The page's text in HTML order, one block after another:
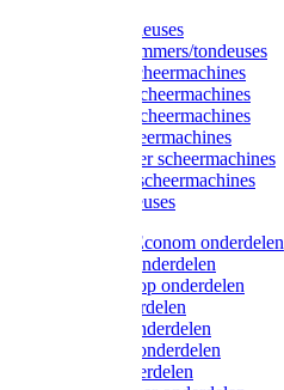
Moser tondeuses
Overige trimmers/tondeuses
Heiniger scheermachines
Hauptner scheermachines
Aesculap scheermachines
Liscop scheermachines
FarmClipper scheermachines
Constanta scheermachines
Wahl tondeuses
Aesculap/Econom onderdelen
Hauptner onderdelen
Lister/Liscop onderdelen
Eider onderdelen
Heiniger onderdelen
Constanta onderdelen
Moser onderdelen